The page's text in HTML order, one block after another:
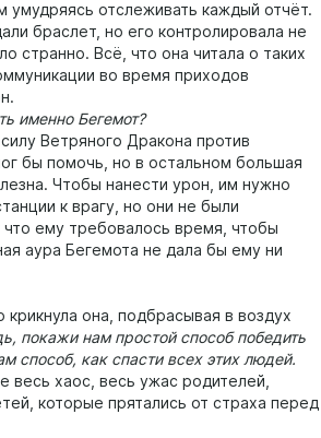
умудряясь отслеживать каждый отчёт.
браслет, но его контролировала не
странно. Всё, что она читала о таких
во время приходов
именно Бегемот?
Ветряного Дракона против
бы помочь, но в остальном большая
Чтобы нанести урон, им нужно
к врагу, но они не были
ему требовалось время, чтобы
аура Бегемота не дала бы ему ни
она, подбрасывая в воздух
покажи нам простой способ победить
способ, как спасти всех этих людей.
весь хаос, весь ужас родителей,
которые прятались от страха перед